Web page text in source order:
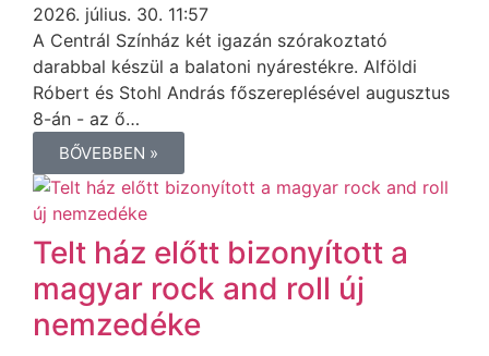
2026. július. 30. 11:57
A Centrál Színház két igazán szórakoztató
darabbal készül a balatoni nyárestékre. Alföldi
Róbert és Stohl András főszereplésével augusztus
8-án - az ő…
BŐVEBBEN »
Telt ház előtt bizonyított a
magyar rock and roll új
nemzedéke